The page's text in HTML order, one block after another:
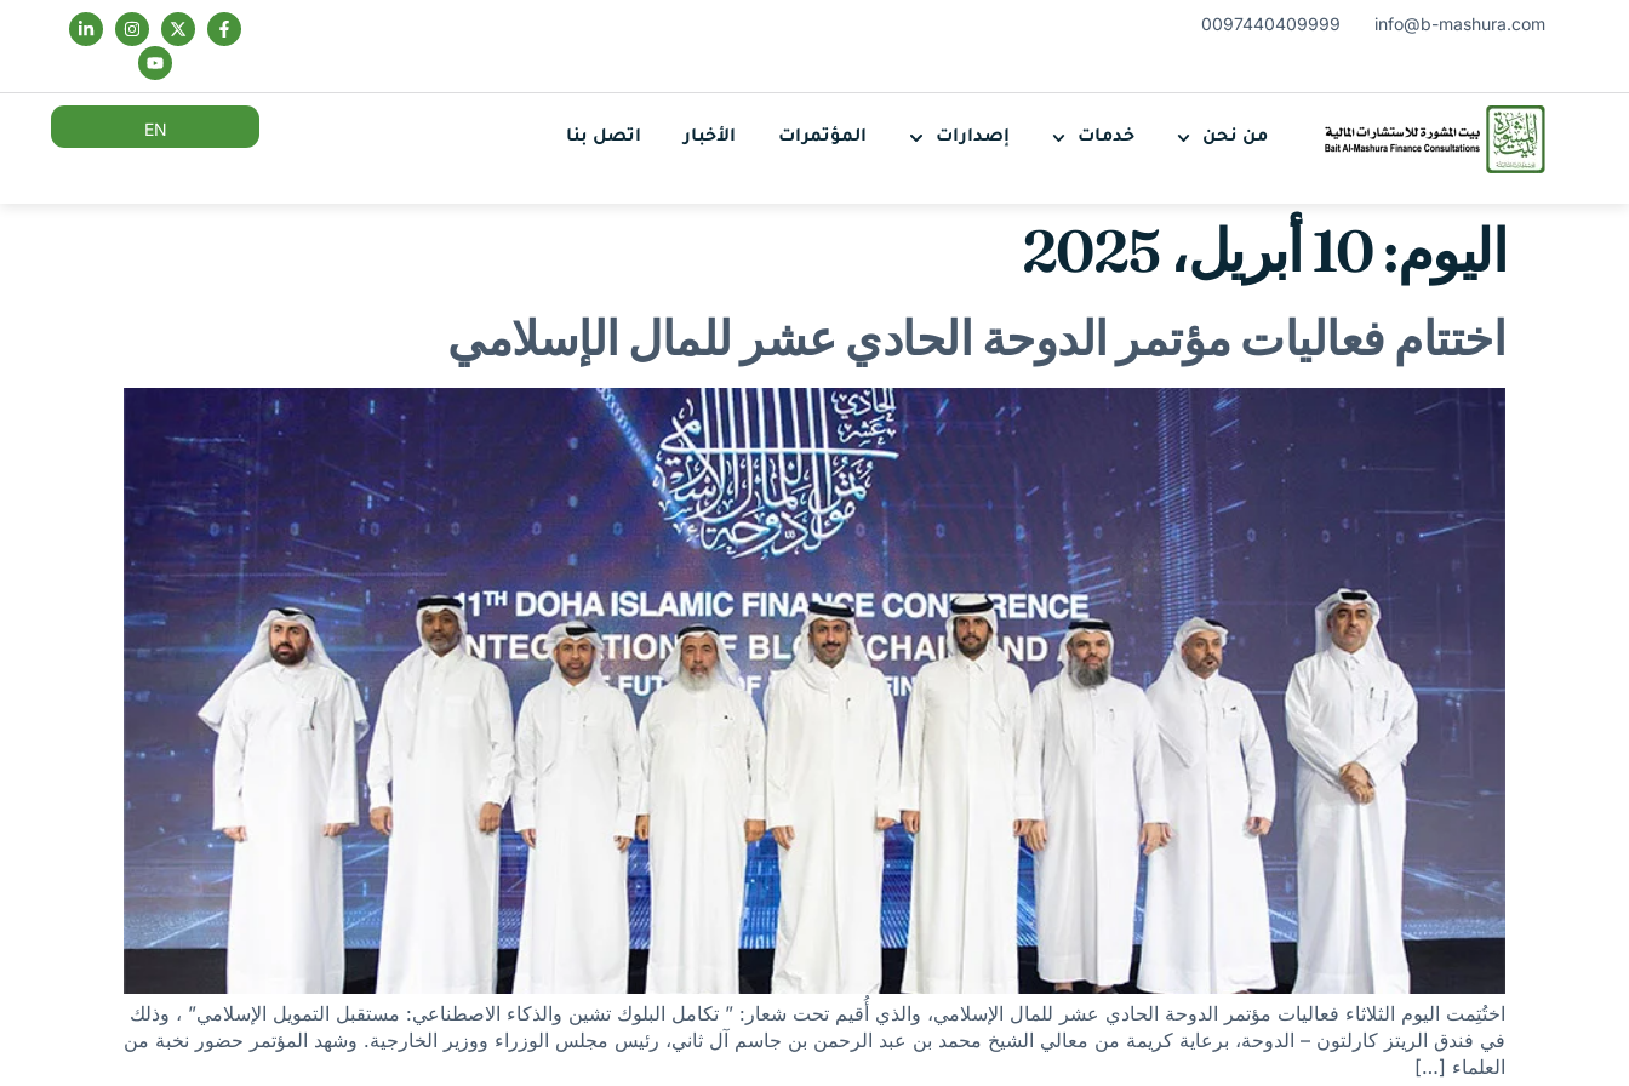
info@b-mashura.com
0097440409999
من نحن خدمات إصدارات المؤتمرات الأخبار اتصل بنا EN
اليوم:10 أبريل، 2025
اختتام فعاليات مؤتمر الدوحة الحادي عشر للمال الإسلامي
اختُتِمت اليوم الثلاثاء فعاليات مؤتمر الدوحة الحادي عشر للمال الإسلامي، والذي أُقيم تحت شعار: ” تكامل البلوك تشين والذكاء الاصطناعي: مستقبل التمويل الإسلامي” ، وذلك
في فندق الريتز كارلتون – الدوحة، برعاية كريمة من معالي الشيخ محمد بن عبد الرحمن بن جاسم آل ثاني، رئيس مجلس الوزراء ووزير الخارجية. وشهد المؤتمر حضور نخبة من
العلماء […]